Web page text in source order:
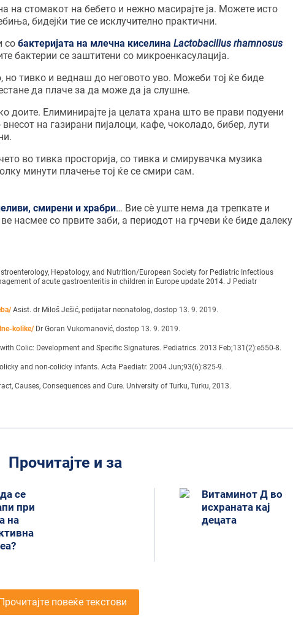
на стомакот на бебето и нежно масирајте ја. Можете исто
бидејќи тие се исклучително практични.
собактеријата на млечна киселинаLactobacillus rhamnosus
бактерии се заштитени со микроенкасулација.
но тивко и веднаш до неговото уво. Можеби тој ќе биде
да плаче за да може да ја слушне.
доите. Елиминирајте ја целата храна што ве прави подуени
на газирани пијалоци, кафе, чоколадо, бибер, лути
во тивка просторија, со тивка и смирувачка музика
минути плачење тој ќе се смири сам.
смирени и храбри… Вие сè уште нема да трепкате и
насмее со првите заби, а периодот на грчеви ќе биде далеку
Hepatology, and Nutrition/European Society for Pediatric Infectious
of acute gastroenteritis in children in Europe update 2014. J Pediatr
Asist. dr Miloš Ješić, pedijatar neonatolog, dostop 13. 9. 2019.
kolike/Dr Goran Vukomanović, dostop 13. 9. 2019.
Colic: Development and Specific Signatures. Pediatrics. 2013 Feb;131(2):e550-8.
and non-colicky infants. Acta Paediatr. 2004 Jun;93(6):825-9.
Causes, Consequences and Cure. University of Turku, Turku, 2013.
Прочитајте и за
се
при
на
Витаминот Д во
исхраната кај
децата
повеќе текстови